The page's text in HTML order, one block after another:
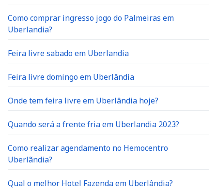
Como comprar ingresso jogo do Palmeiras em
Uberlandia?
Feira livre sabado em Uberlandia
Feira livre domingo em Uberlândia
Onde tem feira livre em Uberlândia hoje?
Quando será a frente fria em Uberlandia 2023?
Como realizar agendamento no Hemocentro
Uberlãndia?
Qual o melhor Hotel Fazenda em Uberlândia?